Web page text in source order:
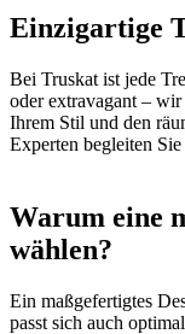
Einzigartige
Bei Truskat ist jede
oder extravagant – wir
Ihrem Stil und den
Experten begleiten
Warum eine
wählen?
Ein maßgefertigtes
passt sich auch